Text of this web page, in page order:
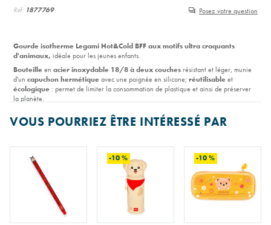
Réf: 1877769 Posez votre question
Gourde isotherme Legami Hot&Cold BFF aux motifs ultra craquants
d'animaux, idéale pour les jeunes enfants.
Bouteille en acier inoxydable 18/8à deux couchesrésistant et léger, munie
d'un capuchon hermétique avec une poignée en silicone; réutilisable et
écologique : permet de limiter la consommation de plastique et ainsi de préserver
la planète.
boissons chaudes 12 heures
heurespour lesboissons froides.
VOUS POURRIEZ ÊTRE INTÉRESSÉ PAR
-10 % -10 %